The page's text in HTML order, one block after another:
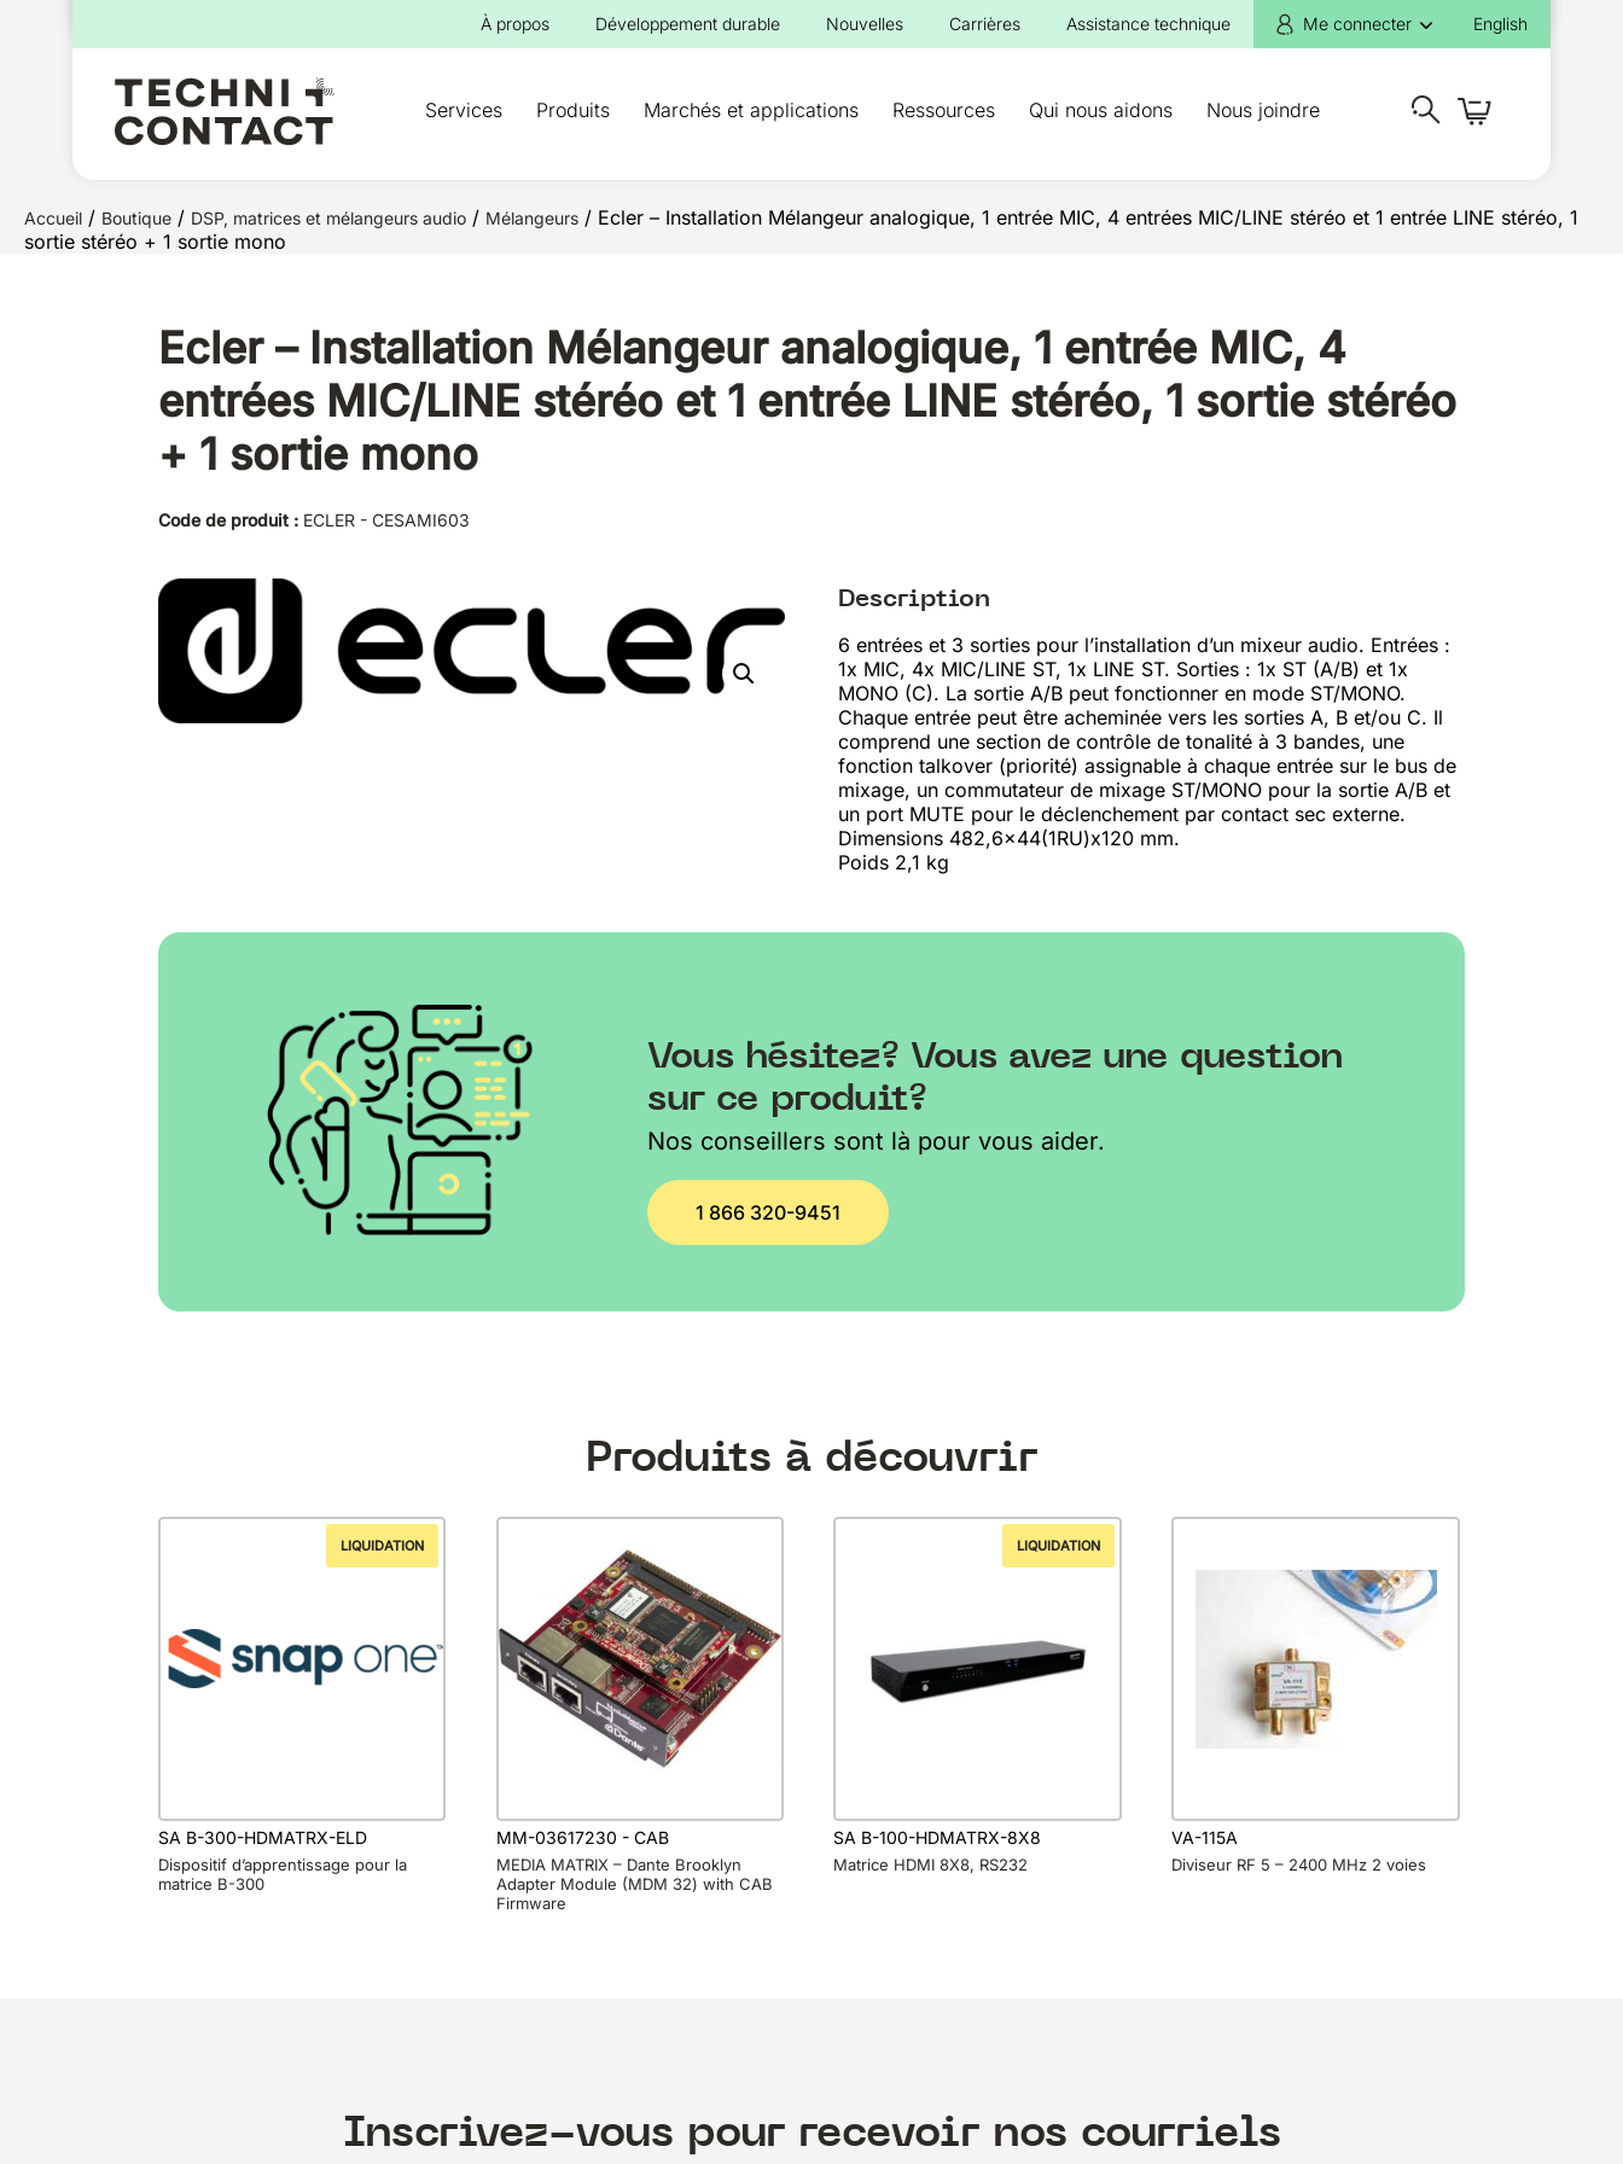
À propos Développement durable Nouvelles Carrières Assistance technique Me connecter English
Services Produits Marchés et applications Ressources Qui nous aidons Nous joindre
pour :
Accueil / Boutique / DSP, matrices et mélangeurs audio / Mélangeurs / Ecler – Installation Mélangeur analogique, 1 entrée MIC, 4 entrées MIC/LINE stéréo et 1 entrée LINE stéréo, 1
sortie stéréo + 1 sortie mono
Ecler – Installation Mélangeur analogique, 1 entrée MIC, 4
entrées MIC/LINE stéréo et 1 entrée LINE stéréo, 1 sortie stéréo
+ 1 sortie mono
Code de produit : ECLER - CESAMI603
Description
6 entrées et 3 sorties pour l’installation d’un mixeur audio. Entrées :
1x MIC, 4x MIC/LINE ST, 1x LINE ST. Sorties : 1x ST (A/B) et 1x
MONO (C). La sortie A/B peut fonctionner en mode ST/MONO.
Chaque entrée peut être acheminée vers les sorties A, B et/ou C. Il
comprend une section de contrôle de tonalité à 3 bandes, une
fonction talkover (priorité) assignable à chaque entrée sur le bus de
mixage, un commutateur de mixage ST/MONO pour la sortie A/B et
un port MUTE pour le déclenchement par contact sec externe.
Dimensions 482,6×44(1RU)x120 mm.
Poids 2,1 kg
Vous hésitez? Vous avez une question
sur ce produit?
Nos conseillers sont là pour vous aider.
1 866 320-9451
Produits à découvrir
LIQUIDATION
SA B-300-HDMATRX-ELD
Dispositif d’apprentissage pour la
matrice B-300
MM-03617230 - CAB
MEDIA MATRIX – Dante Brooklyn
Adapter Module (MDM 32) with CAB
Firmware
LIQUIDATION
SA B-100-HDMATRX-8X8
Matrice HDMI 8X8, RS232
VA-115A
Diviseur RF 5 – 2400 MHz 2 voies
Inscrivez-vous pour recevoir nos courriels